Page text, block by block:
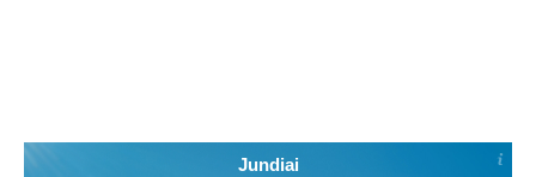
Jundiai